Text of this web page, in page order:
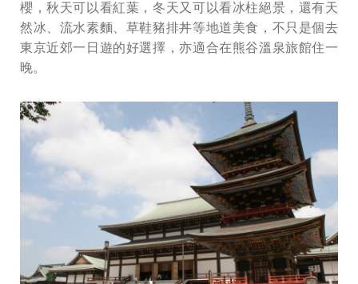
櫻，秋天可以看紅葉，冬天又可以看冰柱絕景，還有天
然冰、流水素麵、草鞋豬排丼等地道美食，不只是個去
東京近郊一日遊的好選擇，亦適合在熊谷溫泉旅館住一
晚。